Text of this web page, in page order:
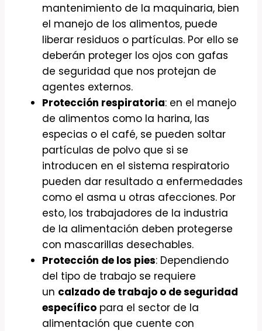
mantenimiento de la maquinaria, bien
el manejo de los alimentos, puede
liberar residuos o partículas. Por ello se
deberán proteger los ojos con gafas
de seguridad que nos protejan de
agentes externos.
Protección respiratoria: en el manejo
de alimentos como la harina, las
especias o el café, se pueden soltar
partículas de polvo que si se
introducen en el sistema respiratorio
pueden dar resultado a enfermedades
como el asma u otras afecciones. Por
esto, los trabajadores de la industria
de la alimentación deben protegerse
con mascarillas desechables.
Protección de los pies: Dependiendo
del tipo de trabajo se requiere
un calzado de trabajo o de seguridad
específico para el sector de la
alimentación que cuente con